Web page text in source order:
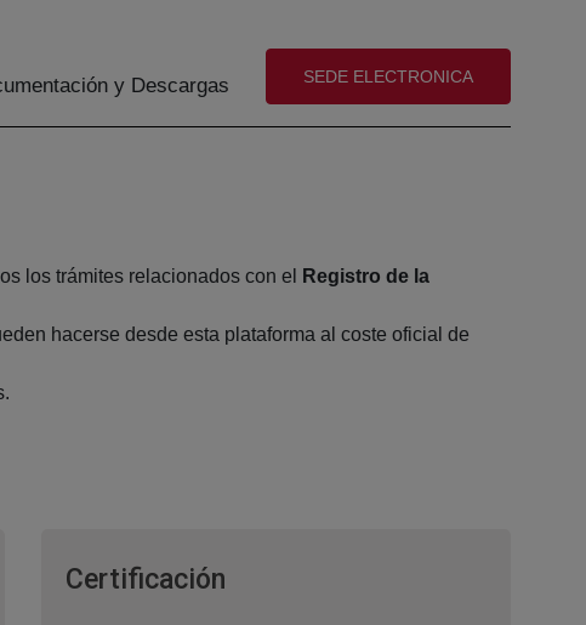
y Descargas (abre en nueva ventana)
SEDE ELECTRONICA
los trámites relacionados con el
Registro de la
hacerse desde esta plataforma al coste oficial de
Certificación